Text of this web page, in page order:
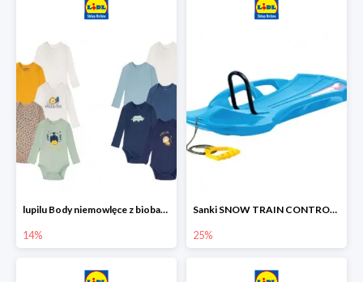
lupilu Body niemowlęce z biobawełny
14%
Sanki SNOW TRAIN CONTROL -25%
25%